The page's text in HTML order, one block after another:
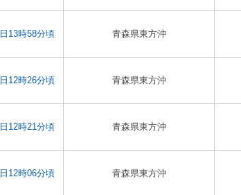
13時58分頃 青森県東方沖
12時26分頃 青森県東方沖
12時21分頃 青森県東方沖
12時06分頃 青森県東方沖